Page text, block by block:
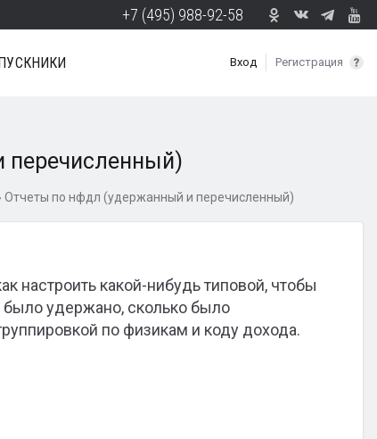
+7 (495) 988-92-58
Вход Регистрация
Отчеты по нфдл (удержанный и перечисленный)
настроить какой-нибудь типовой, чтобы
удержано, сколько было
по физикам и коду дохода.